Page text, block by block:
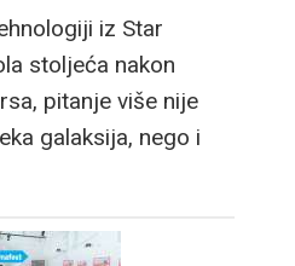
iz Star
stoljeća nakon
pitanje više nije
galaksija, nego i